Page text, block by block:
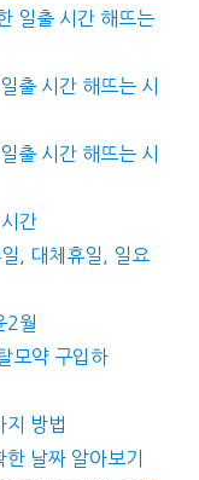
일출 시간 해뜨는
출 시간 해뜨는 시
출 시간 해뜨는 시
간
, 대체휴일, 일요
2월
모약 구입하
지 방법
날짜 알아보기